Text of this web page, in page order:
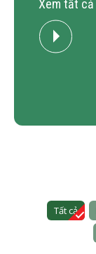
Xem tất cả
Tất cả